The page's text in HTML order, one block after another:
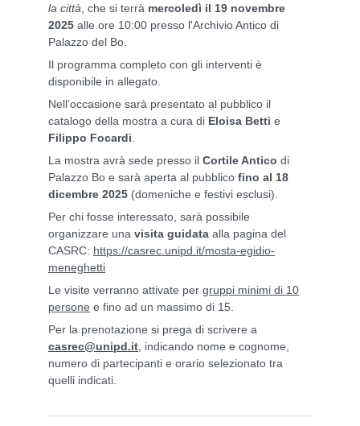
la città , che si terrà mercoledì il 19 novembre
2025 alle ore 10:00 presso l'Archivio Antico di
Palazzo del Bo.
Il programma completo con gli interventi è
disponibile in allegato.
Nell’occasione sarà presentato al pubblico il
catalogo della mostra a cura di Eloisa Betti e
Filippo Focardi
La mostra avrà sede presso il Cortile Antico di
Palazzo Bo e sarà aperta al pubblico fino al 18
dicembre 2025 (domeniche e festivi esclusi).
Per chi fosse interessato, sarà possibile
organizzare una visita guidata alla pagina del
CASRC: https://casrec.unipd.it/mosta-egidio-
meneghetti
Le visite verranno attivate per gruppi minimi di 10
persone e fino ad un massimo di 15.
Per la prenotazione si prega di scrivere a
casrec@unipd.it , indicando nome e cognome,
numero di partecipanti e orario selezionato tra
quelli indicati.